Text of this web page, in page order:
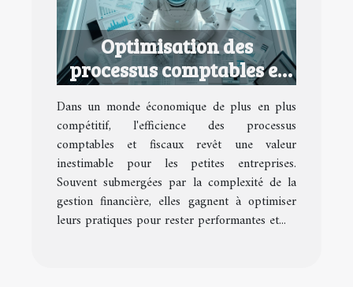
Optimisation des
processus comptables et
fiscaux pour petites
entreprises
Dans un monde économique de plus en plus
compétitif, l'efficience des processus
comptables et fiscaux revêt une valeur
inestimable pour les petites entreprises.
Souvent submergées par la complexité de la
gestion financière, elles gagnent à optimiser
leurs pratiques pour rester performantes et...